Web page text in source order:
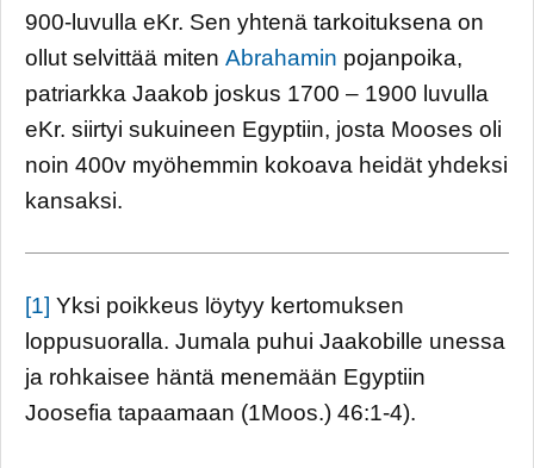
900-luvulla eKr. Sen yhtenä tarkoituksena on
ollut selvittää miten Abrahamin pojanpoika,
patriarkka Jaakob joskus 1700 – 1900 luvulla
eKr. siirtyi sukuineen Egyptiin, josta Mooses oli
noin 400v myöhemmin kokoava heidät yhdeksi
kansaksi.
[1] Yksi poikkeus löytyy kertomuksen
loppusuoralla. Jumala puhui Jaakobille unessa
ja rohkaisee häntä menemään Egyptiin
Joosefia tapaamaan (1Moos.) 46:1-4).